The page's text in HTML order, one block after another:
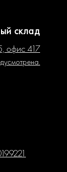
склад
офис 417